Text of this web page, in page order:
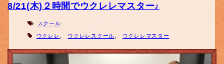
8/21(木)２時間でウクレレマスター♪
スクール
ウクレレ ウクレレスクール ウクレレマスター